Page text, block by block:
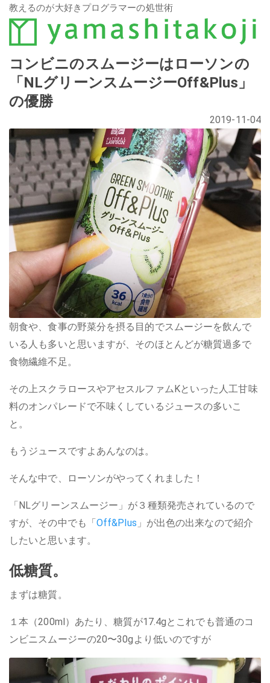
教えるのが大好きプログラマーの処世術
コンビニのスムージーはローソンの
「NLグリーンスムージーOff&Plus」
の優勝
2019-11-04
朝食や、食事の野菜分を摂る目的でスムージーを飲んで
いる人も多いと思いますが、そのほとんどが糖質過多で
食物繊維不足。
その上スクラロースやアセスルファムKといった人工甘味
料のオンパレードで不味くしているジュースの多いこ
と。
もうジュースですよあんなのは。
そんな中で、ローソンがやってくれました！
「NLグリーンスムージー」が３種類発売されているので
すが、その中でも「 Off&Plus 」が出色の出来なので紹介
したいと思います。
低糖質。
まずは糖質。
１本（200ml）あたり、糖質が17.4gとこれでも普通のコ
ンビニスムージーの20〜30gより低いのですが